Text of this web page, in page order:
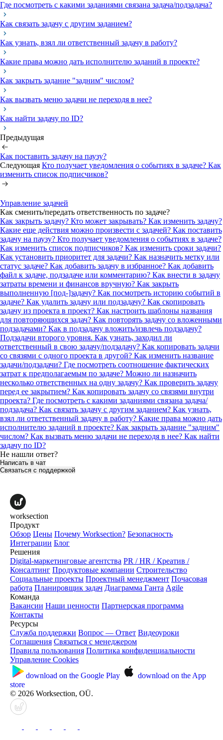
Где посмотреть с какими заданиями связана задача/подзадача?
Как связать задачу с другим заданием?
Как узнать, взял ли ответственный задачу в работу?
Какие права можно дать исполнителю заданий в проекте?
Как закрыть задание "задним" числом?
Как вызвать меню задачи не переходя в нее?
Как найти задачу по ID?
Предыдущая
Как поставить задачу на паузу?
Следующая Кто получает уведомления о событиях в задаче? Как
изменить список подписчиков?
Управление задачей
Как сменить/передать ответственность по задаче?
Как закрыть задачу? Кто может закрывать? Как изменить задачу?
Какие еще действия можно произвести с задачей? Как поставить
задачу на паузу? Кто получает уведомления о событиях в задаче?
Как изменить список подписчиков? Как изменить сроки задачи?
Как установить приоритет для задачи? Как назначить метку или
статус задаче? Как добавить задачу в избранное? Как добавить
файл к задаче, подзадаче или комментарию? Как внести в задачу
затраты времени и финансов вручную? Как закрыть
выполненную [под-]задачу? Как посмотреть историю событий в
задаче? Как удалить задачу или подзадачу? Как скопировать
задачу из проекта в проект? Как настроить шаблоны названия
для повторяющихся задач? Как повторять задачу со вложенными
подзадачами? Как в подзадачу вложить/извлечь подзадачу?
Подзадачи второго уровня. Как узнать, заходил ли
ответственный в свою задачу/подзадачу? Как копировать задачи
со связями с одного проекта в другой? Как изменить название
задачи/подзадачи? Где посмотреть соотношение фактических
затрат к предполагаемым по задаче? Можно ли назначить
несколько ответственных на одну задачу? Как проверить задачу
перед ее закрытием? Как копировать задачу со связями внутри
проекта? Где посмотреть с какими заданиями связана задача/
подзадача? Как связать задачу с другим заданием? Как узнать,
взял ли ответственный задачу в работу? Какие права можно дать
исполнителю заданий в проекте? Как закрыть задание "задним"
числом? Как вызвать меню задачи не переходя в нее? Как найти
задачу по ID?
Не нашли ответ?
Написать в чат
Связаться с поддержкой
worksection
Продукт
Обзор Цены Почему Worksection? Безопасность
Интеграции Блог
Решения
Digital-маркетинговые агентства PR / HR / Креатив /
Консалтинг Продуктовые компании Строительство
Социальные проекты Проектный менеджмент Почасовая
работа Планировщик задач Диаграмма Ганта Agile
Команда
Вакансии Наши ценности Партнерская программа
Контакты
Ресурсы
Служба поддержки Вопрос — Ответ Видеоуроки
Соглашения Связаться с менеджером
Правила пользования Политика конфиденциальности
Управление Cookies
download on the Google Play download on the App
store
© 2026 Worksection, OÜ.